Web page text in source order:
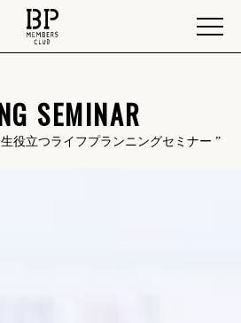
SEMINAR
役立つライフプランニングセミナー ”